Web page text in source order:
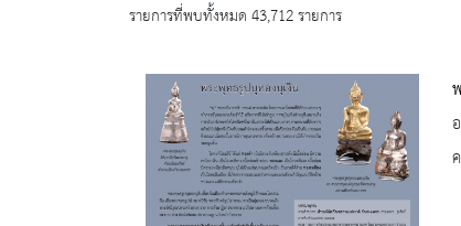
รายการที่พบทั้งหมด 43,712 รายการ